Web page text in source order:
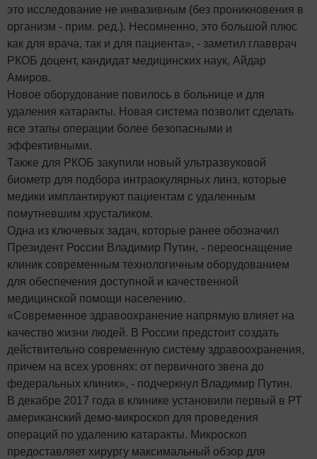
это исследование не инвазивным (без проникновения в
организм - прим. ред.). Несомненно, это большой плюс
как для врача, так и для пациента», - заметил главврач
РКОБ доцент, кандидат медицинских наук, Айдар
Амиров.
Новое оборудование повилось в больнице и для
удаления катаракты. Новая система позволит сделать
все этапы операции более безопасными и
эффективными.
Также для РКОБ закупили новый ультразвуковой
биометр для подбора интраокулярных линз, которые
медики имплантируют пациентам с удаленным
помутневшим хрусталиком.
Одна из ключевых задач, которые ранее обозначил
Президент России Владимир Путин, - переоснащение
клиник современным технологичным оборудованием
для обеспечения доступной и качественной
медицинской помощи населению.
«Современное здравоохранение напрямую влияет на
качество жизни людей. В России предстоит создать
действительно современную систему здравоохранения,
причем на всех уровнях: от первичного звена до
федеральных клиник», - подчеркнул Владимир Путин.
В декабре 2017 года в клинике установили первый в РТ
американский демо-микроскоп для проведения
операций по удалению катаракты. Микроскоп
предоставляет хирургу максимальный обзор для